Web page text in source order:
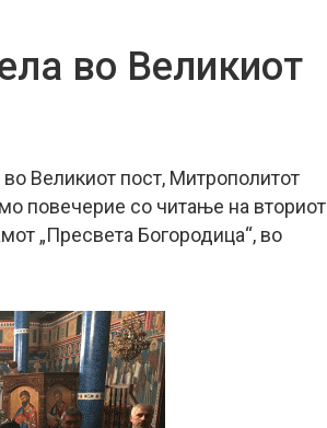
во Великиот
Великиот пост, Митрополитот
повечерие со читање на вториот
„Пресвета Богородица“, во